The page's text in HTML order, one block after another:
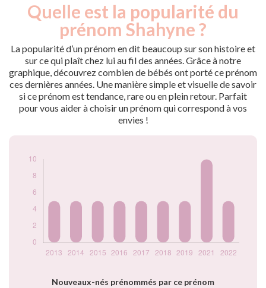
Quelle est la popularité du
prénom Shahyne ?
La popularité d’un prénom en dit beaucoup sur son histoire et
sur ce qui plaît chez lui au fil des années. Grâce à notre
graphique, découvrez combien de bébés ont porté ce prénom
ces dernières années. Une manière simple et visuelle de savoir
si ce prénom est tendance, rare ou en plein retour. Parfait
pour vous aider à choisir un prénom qui correspond à vos
envies !
Nouveaux-nés prénommés par ce prénom
Popularité du
par année
Année
Nouveaux-
nés
2014
5
2015
5
2016
5
2017
5
2018
5
2019
5